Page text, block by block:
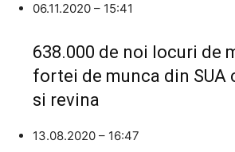
06.11.2020 – 15:41
638.000 de noi locuri de
fortei de munca din SUA
si revina
13.08.2020 – 16:47